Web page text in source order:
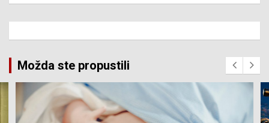
Možda ste propustili